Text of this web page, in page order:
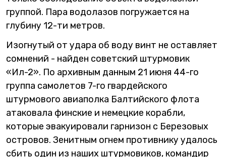
группой. Пара водолазов погружается на
глубину 12-ти метров.
Изогнутый от удара об воду винт не оставляет
сомнений - найден советский штурмовик
«Ил-2». По архивным данным 21 июня 44-го
группа самолетов 7-го гвардейского
штурмового авиаполка Балтийского флота
атаковала финские и немецкие корабли,
которые эвакуировали гарнизон с Березовых
островов. Зенитным огнем противнику удалось
сбить один из наших штурмовиков, командир